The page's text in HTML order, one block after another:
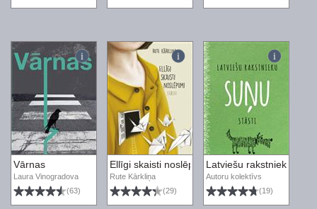
Vārnas
Laura Vinogradova
(63)
Ellīgi skaisti noslēpumi
Rute Kārkliņa
(29)
Latviešu rakstnieku
Autoru kolektīvs
(19)